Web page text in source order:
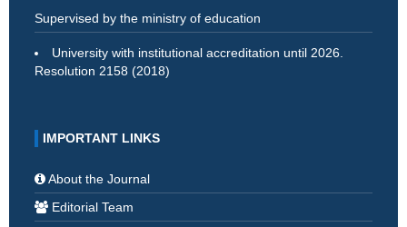
Supervised by the ministry of education
University with institutional accreditation until 2026.
Resolution 2158 (2018)
IMPORTANT LINKS
About the Journal
Editorial Team